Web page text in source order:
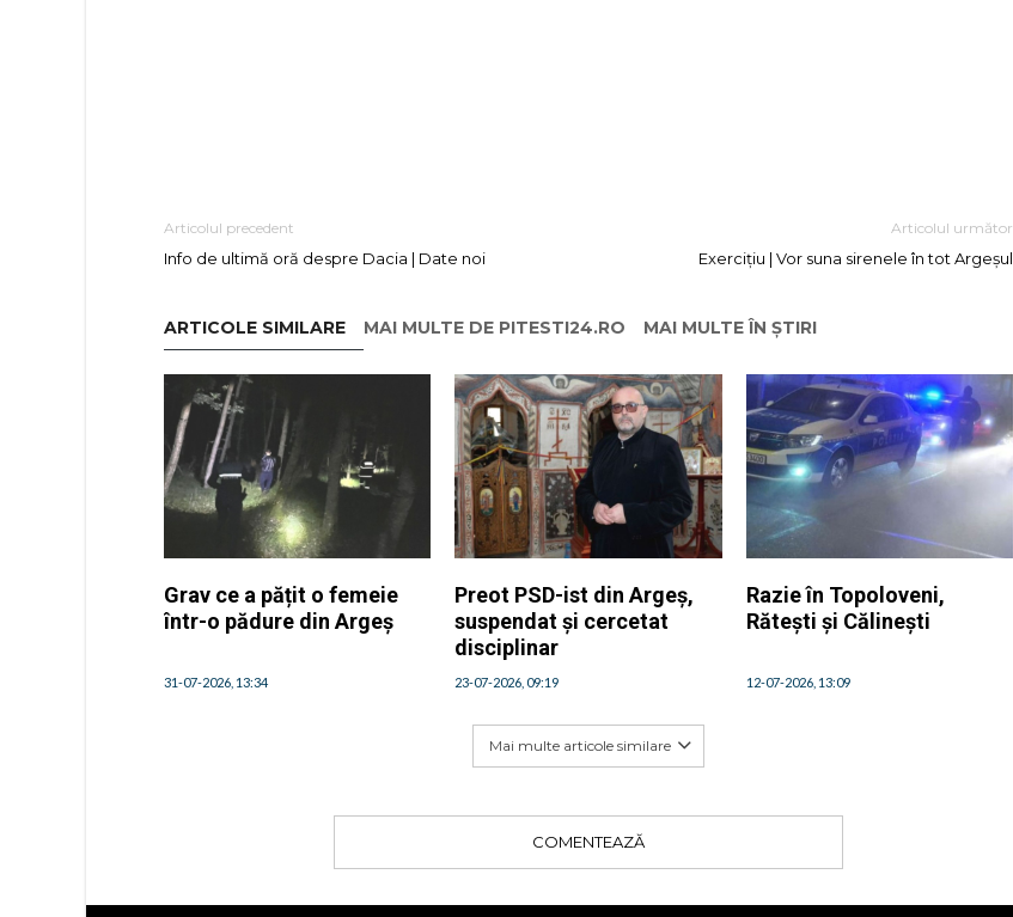
Articolul precedent
Info de ultimă oră despre Dacia | Date noi
Articolul următor
Exercițiu | Vor suna sirenele în tot Argeșul
ARTICOLE SIMILARE MAI MULTE DE PITESTI24.RO MAI MULTE ÎN ȘTIRI
Grav ce a pățit o femeie
într-o pădure din Argeș
31-07-2026, 13:34
Preot PSD-ist din Argeș,
suspendat și cercetat
disciplinar
23-07-2026, 09:19
Razie în Topoloveni,
Rătești și Călinești
12-07-2026, 13:09
Mai multe articole similare
COMENTEAZĂ